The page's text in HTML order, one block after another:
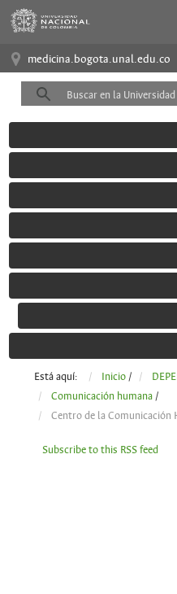
medicina.bogota.unal.edu.co
Está aquí: Inicio /
Comunicación humana /
Centro de la Comunicación
Subscribe to this RSS feed